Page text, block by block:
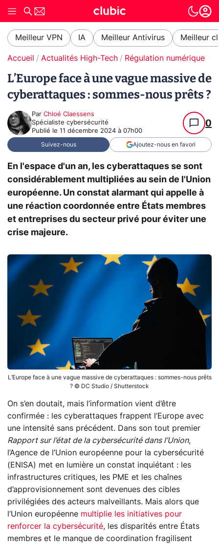
Meilleur VPN IA Meilleur Antivirus Meilleur
Accueil Actualités High-Tech Régulation numérique
L’Europe face à une vague massive de
cyberattaques : sommes-nous prêts ?
Par Chloé Claessens
Spécialiste cybersécurité
Publié le 11 décembre 2024 à 07h00
0
Suivez-nous Ajoutez-nous en favori
En l'espace d'un an, les cyberattaques se sont
considérablement multipliées au sein de l'Union
européenne. Un constat alarmant qui appelle à
une réaction coordonnée entre États membres
et entreprises du secteur privé pour éviter une
crise majeure.
L’Europe face à une vague massive de cyberattaques : sommes-nous prêts
? © DC Studio / Shutterstock
On s’en doutait, mais l’information vient d’être
confirmée : les cyberattaques frappent l’Europe avec
une intensité sans précédent. Dans son tout premier
Rapport sur l’état de la cybersécurité dans l’Union,
l’Agence de l’Union européenne pour la cybersécurité
(ENISA) met en lumière un constat inquiétant : les
infrastructures critiques, les PME et les chaînes
d’approvisionnement sont devenues des cibles
privilégiées des acteurs malveillants. Mais alors que
l’Union européenne multiplie les initiatives pour
renforcer la cybersécurité, les disparités entre États
membres et le manque de coordination fragilisent